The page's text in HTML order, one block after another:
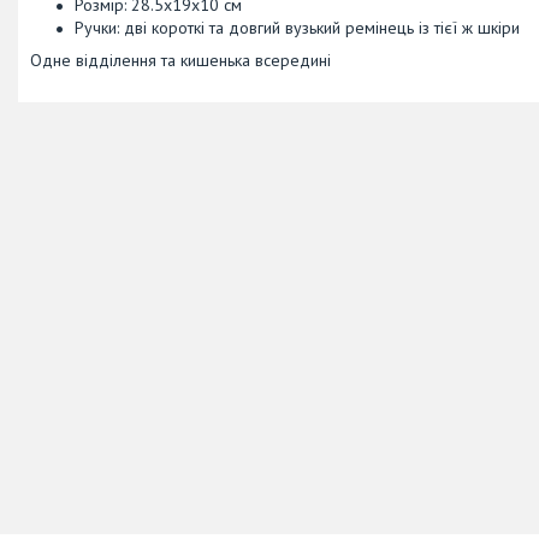
Розмір: 28.5х19х10 см
Ручки: дві короткі та довгий вузький ремінець із тієї ж шкіри
Одне відділення та кишенька всередині